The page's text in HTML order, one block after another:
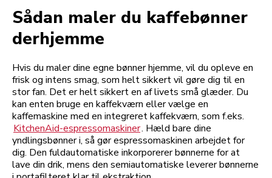
Sådan maler du kaffebønner
derhjemme
Hvis du maler dine egne bønner hjemme, vil du opleve en
frisk og intens smag, som helt sikkert vil gøre dig til en
stor fan. Det er helt sikkert en af livets små glæder. Du
kan enten bruge en kaffekværn eller vælge en
kaffemaskine med en integreret kaffekværn, som f.eks.
KitchenAid-espressomaskiner. Hæld bare dine
yndlingsbønner i, så gør espressomaskinen arbejdet for
dig. Den fuldautomatiske inkorporerer bønnerne for at
lave din drik, mens den semiautomatiske leverer bønnerne